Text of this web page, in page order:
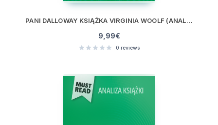
PANI DALLOWAY KSIĄŻKA VIRGINIA WOOLF (ANALIZA KSIĄŻKI)
9,99€
0 reviews